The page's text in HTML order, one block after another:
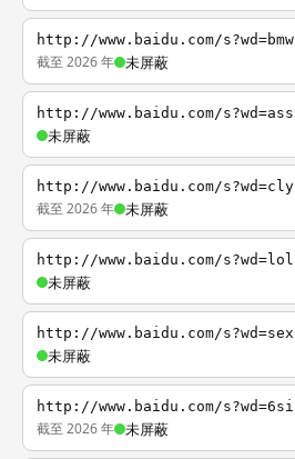
http://www.baidu.com/s?wd=bmw
截至 2026 年 未屏蔽
http://www.baidu.com/s?wd=ass
未屏蔽
http://www.baidu.com/s?wd=cly
截至 2026 年 未屏蔽
http://www.baidu.com/s?wd=lol
未屏蔽
http://www.baidu.com/s?wd=sex
未屏蔽
http://www.baidu.com/s?wd=6si
截至 2026 年 未屏蔽